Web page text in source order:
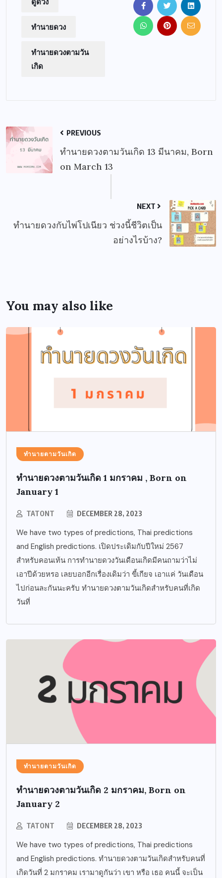
ทำนายดวง
ทำนายดวงตามวัน
เกิด
PREVIOUS
ทำนายดวงตามวันเกิด 13 มีนาคม, Born
on March 13
NEXT
ทำนายดวงกับไพ่โปเนียว ช่วงนี้ชีวิตเป็น
อย่างไรบ้าง?
You may also like
ทำนายตามวันเกิด
ทำนายดวงตามวันเกิด 1 มกราคม , Born on
January 1
TATONT DECEMBER 28, 2023
We have two types of predictions, Thai predictions
and English predictions. เปิดประเดิมกับปีใหม่ 2567
สำหรับคอนเท้น การทำนายดวงวันเดือนเกิดมีคนถามว่าไม่
เอาปีด้วยหรอ เลยบอกอีกเรื่องเดิมว่า ขี้เกียจ เอาแค่ วันเดือน
ไปก่อนละกันนะครับ ทำนายดวงตามวันเกิดสำหรับคนที่เกิด
วันที่
ทำนายตามวันเกิด
ทำนายดวงตามวันเกิด 2 มกราคม, Born on
January 2
TATONT DECEMBER 28, 2023
We have two types of predictions, Thai predictions
and English predictions. ทำนายดวงตามวันเกิดสำหรับคนที่
เกิดวันที่ 2 มกราคม เรามาดูกันว่า เขา หรือ เธอ คนนี้ จะเป็น